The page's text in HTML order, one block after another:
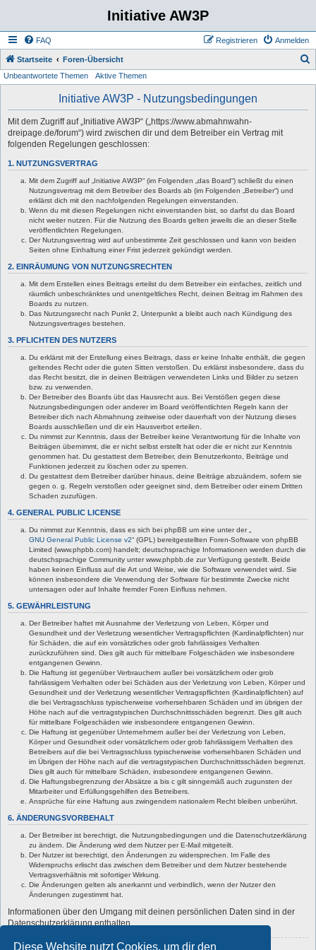
Diese Website nutzt Cookies, um dir den
Initiative AW3P
FAQ Anmelden
Registrieren
Startseite Foren-Übersicht
Unbeantwortete Themen Aktive Themen
Initiative AW3P - Nutzungsbedingungen
Mit dem Zugriff auf „Initiative AW3P“ („https://www.abmahnwahn-
dreipage.de/forum“) wird zwischen dir und dem Betreiber ein Vertrag mit
folgenden Regelungen geschlossen:
1. NUTZUNGSVERTRAG
Mit dem Zugriff auf „Initiative AW3P“ (im Folgenden „das Board“) schließt du einen
Nutzungsvertrag mit dem Betreiber des Boards ab (im Folgenden „Betreiber“) und
erklärst dich mit den nachfolgenden Regelungen einverstanden.
Wenn du mit diesen Regelungen nicht einverstanden bist, so darfst du das Board
nicht weiter nutzen. Für die Nutzung des Boards gelten jeweils die an dieser Stelle
veröffentlichten Regelungen.
Der Nutzungsvertrag wird auf unbestimmte Zeit geschlossen und kann von beiden
Seiten ohne Einhaltung einer Frist jederzeit gekündigt werden.
2. EINRÄUMUNG VON NUTZUNGSRECHTEN
Mit dem Erstellen eines Beitrags erteilst du dem Betreiber ein einfaches, zeitlich und
räumlich unbeschränktes und unentgeltliches Recht, deinen Beitrag im Rahmen des
Boards zu nutzen.
Das Nutzungsrecht nach Punkt 2, Unterpunkt a bleibt auch nach Kündigung des
Nutzungsvertrages bestehen.
3. PFLICHTEN DES NUTZERS
Du erklärst mit der Erstellung eines Beitrags, dass er keine Inhalte enthält, die gegen
geltendes Recht oder die guten Sitten verstoßen. Du erklärst insbesondere, dass du
das Recht besitzt, die in deinen Beiträgen verwendeten Links und Bilder zu setzen
bzw. zu verwenden.
Der Betreiber des Boards übt das Hausrecht aus. Bei Verstößen gegen diese
Nutzungsbedingungen oder anderer im Board veröffentlichten Regeln kann der
Betreiber dich nach Abmahnung zeitweise oder dauerhaft von der Nutzung dieses
Boards ausschließen und dir ein Hausverbot erteilen.
Du nimmst zur Kenntnis, dass der Betreiber keine Verantwortung für die Inhalte von
Beiträgen übernimmt, die er nicht selbst erstellt hat oder die er nicht zur Kenntnis
genommen hat. Du gestattest dem Betreiber, dein Benutzerkonto, Beiträge und
Funktionen jederzeit zu löschen oder zu sperren.
Du gestattest dem Betreiber darüber hinaus, deine Beiträge abzuändern, sofern sie
gegen o. g. Regeln verstoßen oder geeignet sind, dem Betreiber oder einem Dritten
Schaden zuzufügen.
4. GENERAL PUBLIC LICENSE
Du nimmst zur Kenntnis, dass es sich bei phpBB um eine unter der „
GNU General Public License v2“ (GPL) bereitgestellten Foren-Software von phpBB
Limited (www.phpbb.com) handelt; deutschsprachige Informationen werden durch die
deutschsprachige Community unter www.phpbb.de zur Verfügung gestellt. Beide
haben keinen Einfluss auf die Art und Weise, wie die Software verwendet wird. Sie
können insbesondere die Verwendung der Software für bestimmte Zwecke nicht
untersagen oder auf Inhalte fremder Foren Einfluss nehmen.
5. GEWÄHRLEISTUNG
Der Betreiber haftet mit Ausnahme der Verletzung von Leben, Körper und
Gesundheit und der Verletzung wesentlicher Vertragspflichten (Kardinalpflichten) nur
für Schäden, die auf ein vorsätzliches oder grob fahrlässiges Verhalten
zurückzuführen sind. Dies gilt auch für mittelbare Folgeschäden wie insbesondere
entgangenen Gewinn.
Die Haftung ist gegenüber Verbrauchern außer bei vorsätzlichem oder grob
fahrlässigem Verhalten oder bei Schäden aus der Verletzung von Leben, Körper und
Gesundheit und der Verletzung wesentlicher Vertragspflichten (Kardinalpflichten) auf
die bei Vertragsschluss typischerweise vorhersehbaren Schäden und im übrigen der
Höhe nach auf die vertragstypischen Durchschnittsschäden begrenzt. Dies gilt auch
für mittelbare Folgeschäden wie insbesondere entgangenen Gewinn.
Die Haftung ist gegenüber Unternehmern außer bei der Verletzung von Leben,
Körper und Gesundheit oder vorsätzlichem oder grob fahrlässigem Verhalten des
Betreibers auf die bei Vertragsschluss typischerweise vorhersehbaren Schäden und
im Übrigen der Höhe nach auf die vertragstypischen Durchschnittsschäden begrenzt.
Dies gilt auch für mittelbare Schäden, insbesondere entgangenen Gewinn.
Die Haftungsbegrenzung der Absätze a bis c gilt sinngemäß auch zugunsten der
Mitarbeiter und Erfüllungsgehilfen des Betreibers.
Ansprüche für eine Haftung aus zwingendem nationalem Recht bleiben unberührt.
6. ÄNDERUNGSVORBEHALT
Der Betreiber ist berechtigt, die Nutzungsbedingungen und die Datenschutzerklärung
zu ändern. Die Änderung wird dem Nutzer per E-Mail mitgeteilt.
Der Nutzer ist berechtigt, den Änderungen zu widersprechen. Im Falle des
Widerspruchs erlischt das zwischen dem Betreiber und dem Nutzer bestehende
Vertragsverhältnis mit sofortiger Wirkung.
Die Änderungen gelten als anerkannt und verbindlich, wenn der Nutzer den
Änderungen zugestimmt hat.
Informationen über den Umgang mit deinen persönlichen Daten sind in der
Datenschutzerklärung enthalten.